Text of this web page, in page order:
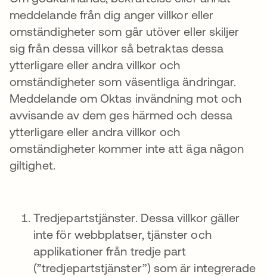
meddelande från dig anger villkor eller
omständigheter som går utöver eller skiljer
sig från dessa villkor så betraktas dessa
ytterligare eller andra villkor och
omständigheter som väsentliga ändringar.
Meddelande om Oktas invändning mot och
avvisande av dem ges härmed och dessa
ytterligare eller andra villkor och
omständigheter kommer inte att äga någon
giltighet.
Tredjepartstjänster. Dessa villkor gäller
inte för webbplatser, tjänster och
applikationer från tredje part
(”tredjepartstjänster”) som är integrerade